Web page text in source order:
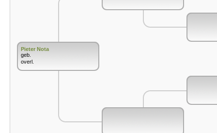
Pieter Nota
geb.
overl.